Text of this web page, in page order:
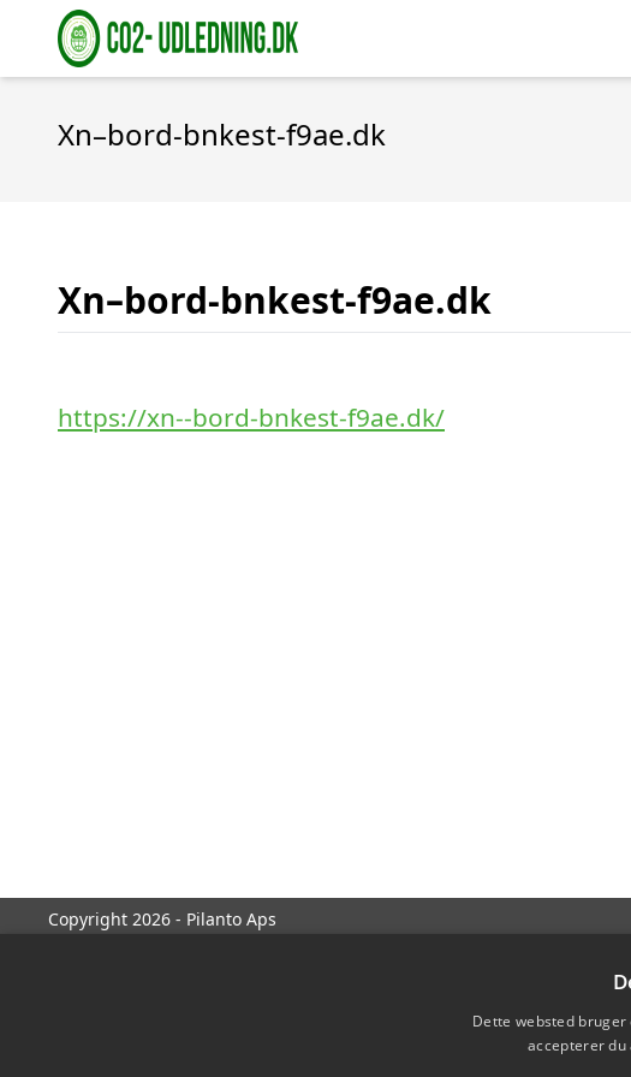
Xn–bord-bnkest-f9ae.dk
Xn–bord-bnkest-f9ae.dk
https://xn--bord-bnkest-f9ae.dk/
Copyright 2026 - Pilanto Aps
Dette websted
accepterer du